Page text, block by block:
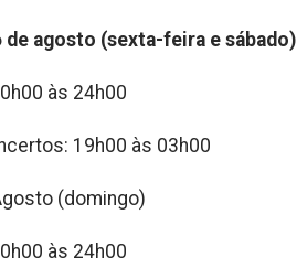
de agosto (sexta-feira e sábado)
às 24h00
19h00 às 03h00
(domingo)
às 24h00